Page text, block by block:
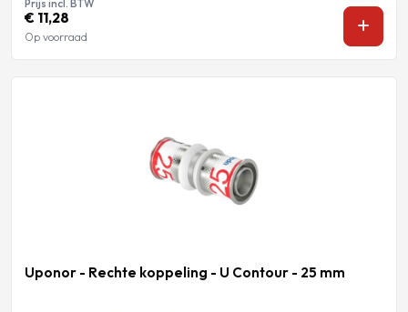
Prijs incl. BTW
€ 11,28
Op voorraad
Uponor - Rechte koppeling - U Contour - 25 mm